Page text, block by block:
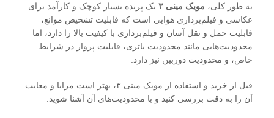
به طور کلی، مویک مینی ۳
یک پرنده بسیار کوچک و کارآمد برای
عکاسی و فیلم‌برداری هوایی است که قابلیت تشخیص موانع،
قابلیت حمل و نقل آسان و فیلم‌برداری با کیفیت بالا را دارد، اما
محدودیت‌هایی مانند محدودیت باتری، قابلیت پرواز در شرایط
خاص، و محدودیت دوربین نیز دارد.
قبل از خرید و استفاده از مویک مینی ۳، بهتر است مزایا و معایب
آن را به دقت بررسی کنید و با محدودیت‌های آن آشنا شوید.